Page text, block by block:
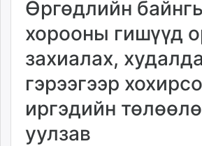
Нийслэлийн
dorgio.mn
Gogo.mn
caak.mn
news.mn
zindaa.mn
Өргөдлийн
хорооны гишүүд
захиалах,
гэрээгээр
иргэдийн
уулзав